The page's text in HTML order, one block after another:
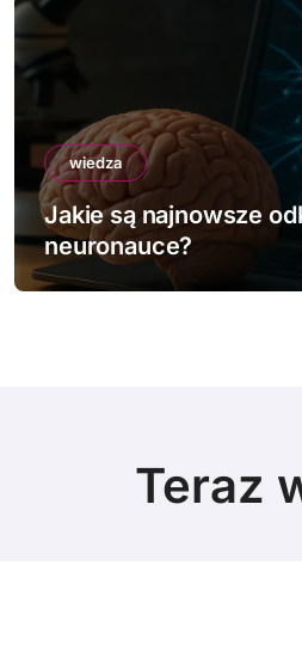
wiedza
Jakie są najnowsze
neuronauce?
Teraz